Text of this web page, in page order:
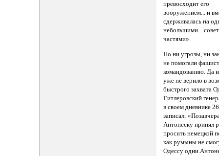
превосходит его
вооружением... и
сдерживалась на
небольшими...
частями».
Но ни угрозы, ни
не помогали
командованию. Да
уже не верило в
быстрого захвата
Гитлеровский
в своем дневнике
записал:
Антонеску принял
просить немецкой
как румыны не
Одессу